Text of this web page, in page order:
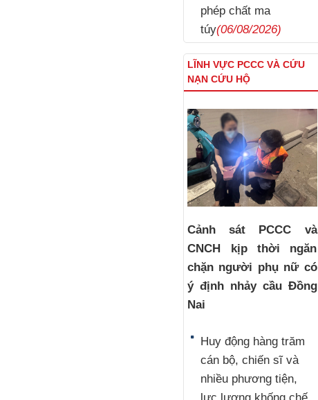
phép chất ma
túy(06/08/2026)
LĨNH VỰC PCCC VÀ CỨU
NẠN CỨU HỘ
Cảnh sát PCCC và
CNCH kịp thời ngăn
chặn người phụ nữ có
ý định nhảy cầu Đồng
Nai
Huy động hàng trăm
cán bộ, chiến sĩ và
nhiều phương tiện,